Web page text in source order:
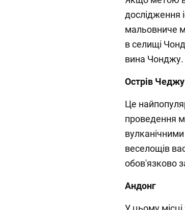
дослідження
мальовниче
в селищі
вина Чонджу.
Острів Чеджу
Це
проведення
веселощів
обов'язково
Андонг